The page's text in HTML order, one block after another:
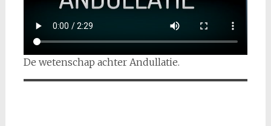
De wetenschap achter Andullatie.